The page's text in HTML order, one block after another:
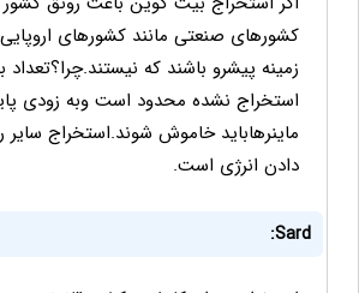
کشورهای صنعتی مانند کشورهای
زمینه پیشرو باشند که
استخراج نشده محدود است وبه زودی
ماینرهاباید خاموش شوند.استخراج سایر
دادن انرژی است.
Sard: